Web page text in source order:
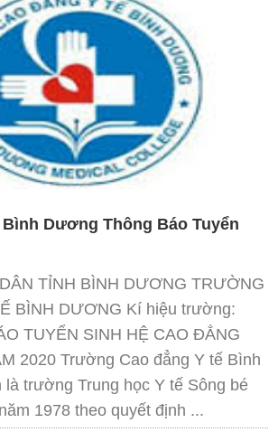
Dương Thông Báo Tuyển
TỈNH BÌNH DƯƠNG TRƯỜNG
BÌNH DƯƠNG Kí hiệu trường:
TUYỂN SINH HỆ CAO ĐẲNG
2020 Trường Cao đẳng Y tế Bình
trường Trung học Y tế Sông bé
1978 theo quyết định ...